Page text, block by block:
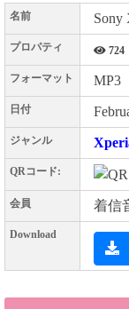
名前 Sony
プロパティ 724
フォーマット MP3
日付
ジャンル
QRコード:
会員 着信
Download